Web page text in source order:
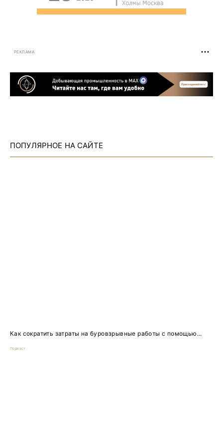
РЕКЛАМА
ПОПУЛЯРНОЕ НА САЙТЕ
Как сократить затраты на буровзрывные работы с помощью...
Подкаст